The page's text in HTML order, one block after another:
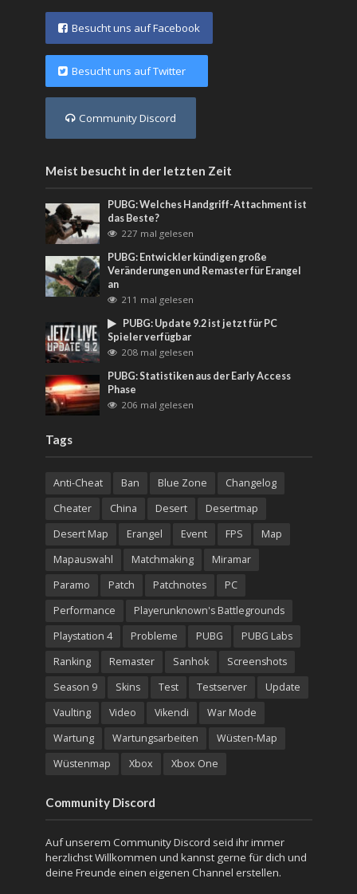
Besucht uns auf Facebook
Besucht uns auf Twitter
Community Discord
Meist besucht in der letzten Zeit
PUBG: Welches Handgriff-Attachment ist
das Beste?
227 mal gelesen
PUBG: Entwickler kündigen große
Veränderungen und Remaster für Erangel
an
211 mal gelesen
PUBG: Update 9.2 ist jetzt für PC
Spieler verfügbar
208 mal gelesen
PUBG: Statistiken aus der Early Access
Phase
206 mal gelesen
Tags
Anti-Cheat Ban Blue Zone
Changelog
Cheater
China Desert
Desertmap
Desert Map
Erangel Event FPS
Map
Mapauswahl
Matchmaking
Miramar
Paramo
Patch Patchnotes
PC
Performance
Playerunknown's Battlegrounds
Playstation 4
Probleme PUBG
PUBG Labs
Ranking
Remaster Sanhok
Screenshots
Season 9
Skins Test Testserver
Update
Vaulting
Video Vikendi
War Mode
Wartung
Wartungsarbeiten
Wüsten-Map
Wüstenmap
Xbox Xbox One
Community Discord
Auf unserem Community Discord seid ihr immer
herzlichst Willkommen und kannst gerne für dich und
deine Freunde einen eigenen Channel erstellen.